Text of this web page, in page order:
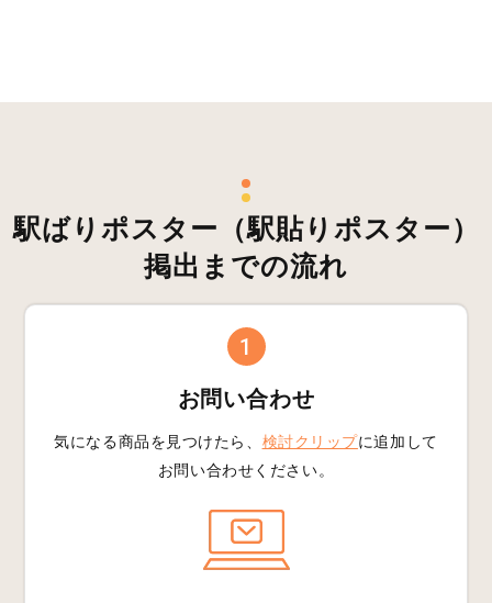
駅ばりポスター（駅貼りポスター）
掲出までの流れ
1
お問い合わせ
気になる商品を見つけたら、 検討クリップに追加して
お問い合わせください。